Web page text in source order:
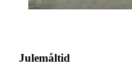
Julemåltid